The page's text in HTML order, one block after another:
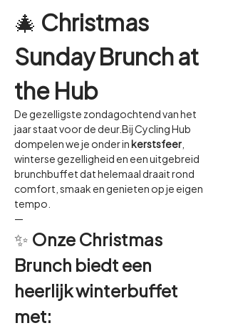
🎄 Christmas
Sunday Brunch at
the Hub
De gezelligste zondagochtend van het
jaar staat voor de deur.Bij Cycling Hub
dompelen we je onder in kerstsfeer,
winterse gezelligheid en een uitgebreid
brunchbuffet dat helemaal draait rond
comfort, smaak en genieten op je eigen
tempo.
—
✨ Onze Christmas
Brunch biedt een
heerlijk winterbuffet
met: